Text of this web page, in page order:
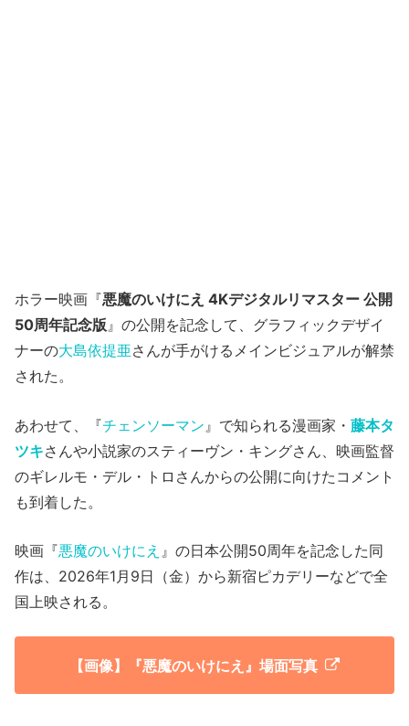
ホラー映画『悪魔のいけにえ 4Kデジタルリマスター 公開
50周年記念版 』の公開を記念して、グラフィックデザイ
ナーの⼤島依提亜さんが手がけるメインビジュアルが解禁
された。
あわせて、『チェンソーマン 』で知られる漫画家・ 藤本タ
ツキさんや小説家のスティーヴン・キングさん、映画監督
のギレルモ・デル・トロさんからの公開に向けたコメント
も到着した。
映画『悪魔のいけにえ 』の日本公開50周年を記念した同
作は、2026年1月9日（金）から新宿ピカデリーなどで全
国上映される。
【画像】『悪魔のいけにえ』場面写真